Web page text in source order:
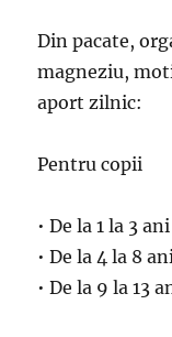
Din pacate,
magneziu,
aport zilnic:
Pentru copii
• De la 1 la 3
• De la 4 la 8
• De la 9 la 13